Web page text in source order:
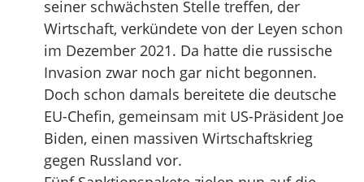
seiner schwächsten Stelle treffen, der
Wirtschaft, verkündete von der Leyen schon
im Dezember 2021. Da hatte die russische
Invasion zwar noch gar nicht begonnen.
Doch schon damals bereitete die deutsche
EU-Chefin, gemeinsam mit US-Präsident Joe
Biden, einen massiven Wirtschaftskrieg
gegen Russland vor.